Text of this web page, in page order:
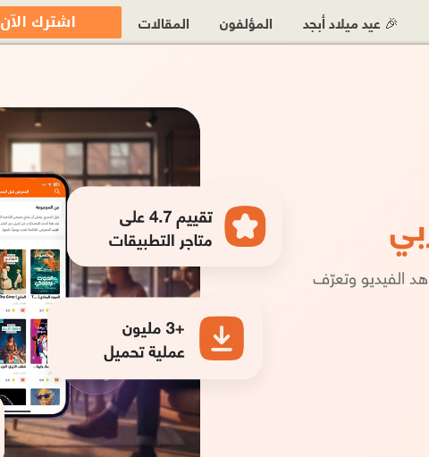
🎉 عيد ميلاد أبجد المؤلفون المقالات اشترك الآن